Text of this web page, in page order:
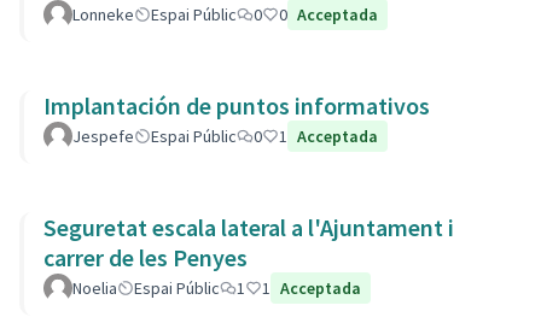
Lonneke Espai Públic 0 0 Acceptada
Implantación de puntos informativos
Jespefe Espai Públic 0 1 Acceptada
Seguretat escala lateral a l'Ajuntament i
carrer de les Penyes
Noelia Espai Públic 1 1 Acceptada